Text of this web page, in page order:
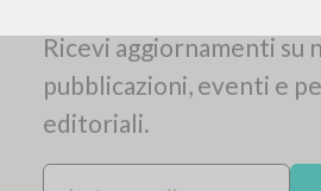
NEWSLETTER
Ricevi aggiornamenti su